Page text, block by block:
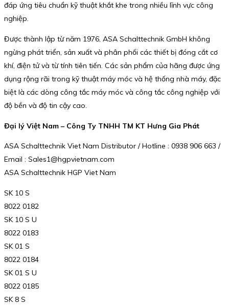
đáp ứng tiêu chuẩn kỹ thuật khắt khe trong nhiều lĩnh vực công
nghiệp.
Được thành lập từ năm 1976, ASA Schalttechnik GmbH không
ngừng phát triển, sản xuất và phân phối các thiết bị đóng cắt cơ
khí, điện tử và từ tính tiên tiến. Các sản phẩm của hãng được ứng
dụng rộng rãi trong kỹ thuật máy móc và hệ thống nhà máy, đặc
biệt là các dòng công tắc máy móc và công tắc công nghiệp với
độ bền và độ tin cậy cao.
Đại lý Việt Nam – Công Ty TNHH TM KT Hưng Gia Phát
ASA Schalttechnik Viet Nam Distributor / Hotline : 0938 906 663 /
Email : Sales1@hgpvietnam.com
ASA Schalttechnik HGP Viet Nam
SK 10 S
8022 0182
SK 10 S U
8022 0183
SK 01 S
8022 0184
SK 01 S U
8022 0185
SK 8 S